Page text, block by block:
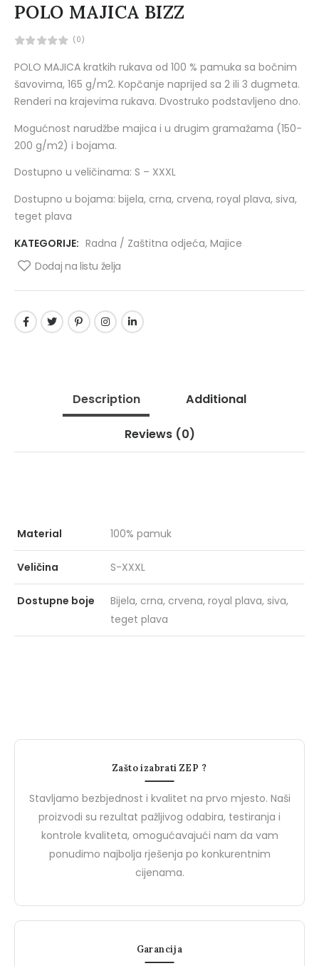
GRIPPER GPR
153
27 Marta, 2024
Upoznajte BIZZ: Vaš Partner
27 Marta, 2024
POLO MAJICA BIZZ
(0)
POLO MAJICA kratkih rukava od 100 % pamuka sa bočnim
šavovima, 165 g/m2. Kopčanje naprijed sa 2 ili 3 dugmeta.
Renderi na krajevima rukava. Dvostruko podstavljeno dno.
Mogućnost narudžbe majica i u drugim gramažama (150-
200 g/m2) i bojama.
Dostupno u veličinama: S – XXXL
Dostupno u bojama: bijela, crna, crvena, royal plava, siva,
teget plava
KATEGORIJE: Radna / Zaštitna odjeća, Majice
Dodaj na listu želja
Description Additional
Reviews (0)
Material 100% pamuk
Veličina S-XXXL
Dostupne boje
Bijela, crna, crvena, royal plava, siva,
teget plava
Zašto izabrati ZEP ?
Stavljamo bezbjednost i kvalitet na prvo mjesto. Naši
proizvodi su rezultat pažljivog odabira, testiranja i
kontrole kvaliteta, omogućavajući nam da vam
ponudimo najbolja rješenja po konkurentnim
cijenama.
Garancija